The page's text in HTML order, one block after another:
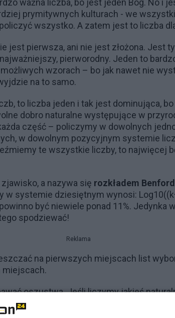
ważna liczba, bo jest jeden Bóg. No i
prymitywnych kulturach - we
wszystko. A zatem jest to liczba
jest pierwsza, ani nie jest złożona. Jest
pierworodny. Jeden to
wzorach – bo jak nawet nie
na to samo.
to liczba jeden i tak jest dominująca,
dobro naturalne występujące w
część – policzymy w dowolnych
w dowolnym pozycyjnym systemie
te wszystkie liczby, to najwięcej
a nazywa się rozkładem
w systemie dziesiętnym wynosi:
być niewiele ponad 11%.
spodziewać!
Reklama
na pierwszych miejscach list
miejscach.
oszustwa. Jeśli liczymy jakieś
mieć w trochę ponad 30%
jedynka będzie w około 11% i po tym